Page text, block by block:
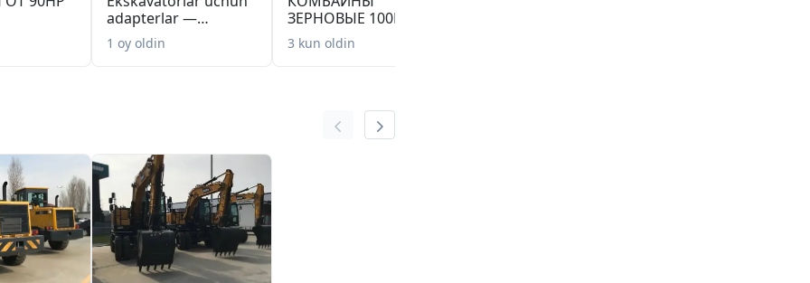
adapterlar —
omborda mavjud I ...
1 oy oldin
ЗЕРНОВЫЕ 100HP
3 kun oldin